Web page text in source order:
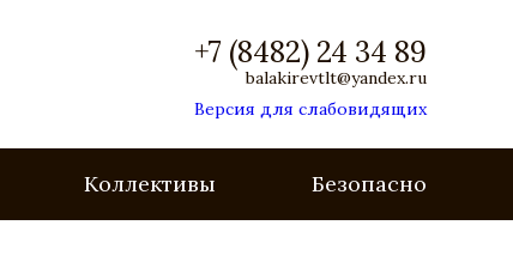
+7 (8482) 24 34 89
balakirevtlt@yandex.ru
Версия для слабовидящих
Коллективы Безопасность